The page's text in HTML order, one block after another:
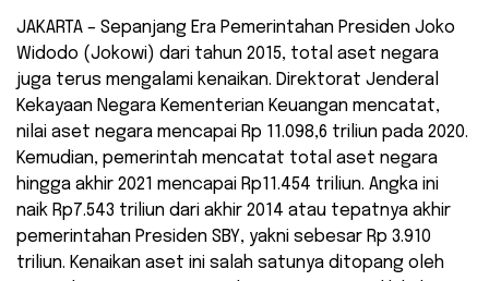
JAKARTA – Sepanjang Era Pemerintahan Presiden Joko
Widodo (Jokowi) dari tahun 2015, total aset negara
juga terus mengalami kenaikan. Direktorat Jenderal
Kekayaan Negara Kementerian Keuangan mencatat,
nilai aset negara mencapai Rp 11.098,6 triliun pada 2020.
Kemudian, pemerintah mencatat total aset negara
hingga akhir 2021 mencapai Rp11.454 triliun. Angka ini
naik Rp7.543 triliun dari akhir 2014 atau tepatnya akhir
pemerintahan Presiden SBY, yakni sebesar Rp 3.910
triliun. Kenaikan aset ini salah satunya ditopang oleh